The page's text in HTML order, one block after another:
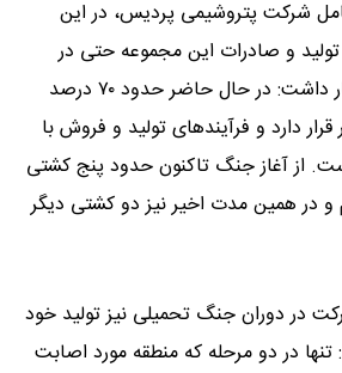
شرکت پتروشیمی پردیس، در این
تولید و صادرات این مجموعه حتی در
سخت‌ترین شرایط اظهار داشت: در حال حاضر حدود ۷۰ درصد
دارد و فرآیندهای تولید و فروش با
از آغاز جنگ تاکنون حدود پنج کشتی
و در همین مدت اخیر نیز دو کشتی دیگر
در دوران جنگ تحمیلی نیز تولید خود
تنها در دو مرحله که منطقه مورد اصابت